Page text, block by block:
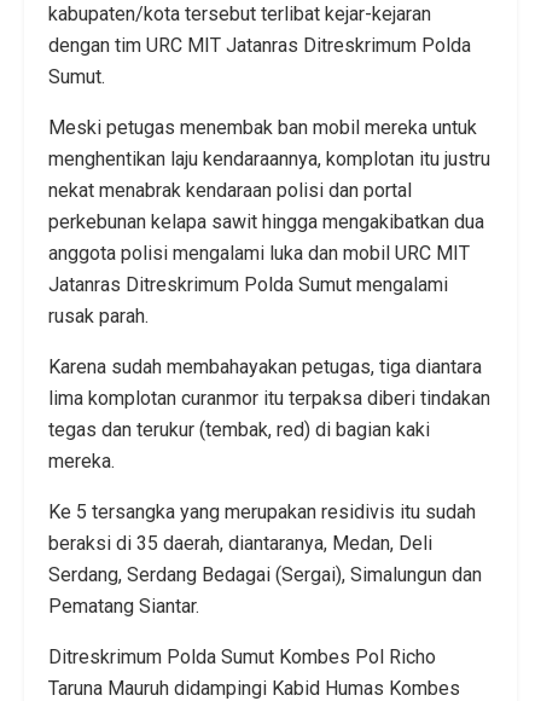
kabupaten/kota tersebut terlibat kejar-kejaran
dengan tim URC MIT Jatanras Ditreskrimum Polda
Sumut.
Meski petugas menembak ban mobil mereka untuk
menghentikan laju kendaraannya, komplotan itu justru
nekat menabrak kendaraan polisi dan portal
perkebunan kelapa sawit hingga mengakibatkan dua
anggota polisi mengalami luka dan mobil URC MIT
Jatanras Ditreskrimum Polda Sumut mengalami
rusak parah.
Karena sudah membahayakan petugas, tiga diantara
lima komplotan curanmor itu terpaksa diberi tindakan
tegas dan terukur (tembak, red) di bagian kaki
mereka.
Ke 5 tersangka yang merupakan residivis itu sudah
beraksi di 35 daerah, diantaranya, Medan, Deli
Serdang, Serdang Bedagai (Sergai), Simalungun dan
Pematang Siantar.
Ditreskrimum Polda Sumut Kombes Pol Richo
Taruna Mauruh didampingi Kabid Humas Kombes